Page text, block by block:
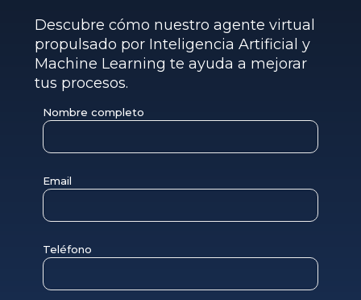
Descubre cómo nuestro agente virtual
propulsado por Inteligencia Artificial y
Machine Learning te ayuda a mejorar
tus procesos.
Nombre completo
Email
Teléfono